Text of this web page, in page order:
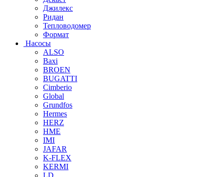
Джилекс
Ридан
Тепловодомер
Формат
Насосы
ALSO
Baxi
BROEN
BUGATTI
Cimberio
Global
Grundfos
Hermes
HERZ
HME
IMI
JAFAR
K-FLEX
KERMI
LD